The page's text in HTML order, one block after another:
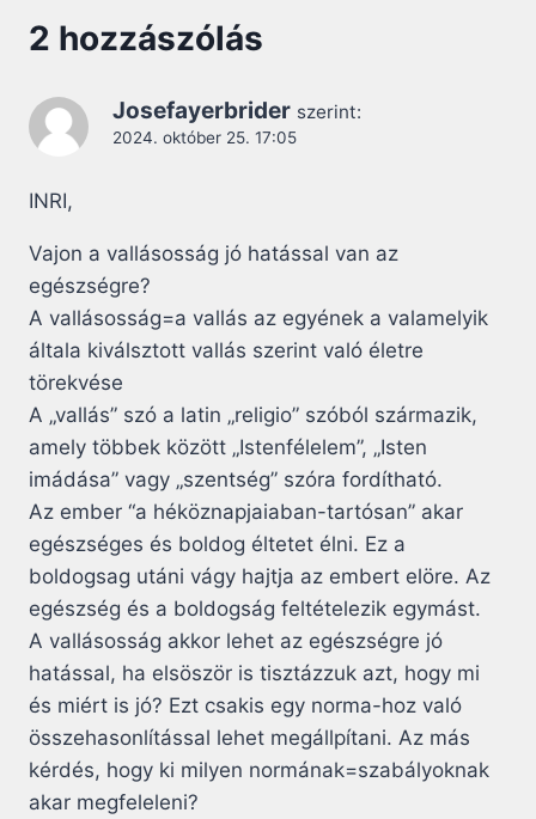
2 hozzászólás
Josefayerbrider szerint:
2024. október 25. 17:05
INRI,
Vajon a vallásosság jó hatással van az
egészségre?
A vallásosság=a vallás az egyének a valamelyik
általa kiválsztott vallás szerint való életre
törekvése
A „vallás” szó a latin „religio” szóból származik,
amely többek között „Istenfélelem”, „Isten
imádása” vagy „szentség” szóra fordítható.
Az ember “a héköznapjaiaban-tartósan” akar
egészséges és boldog éltetet élni. Ez a
boldogsag utáni vágy hajtja az embert elöre. Az
egészség és a boldogság feltételezik egymást.
A vallásosság akkor lehet az egészségre jó
hatással, ha elsöször is tisztázzuk azt, hogy mi
és miért is jó? Ezt csakis egy norma-hoz való
összehasonlítással lehet megállpítani. Az más
kérdés, hogy ki milyen normának=szabályoknak
akar megfeleleni?